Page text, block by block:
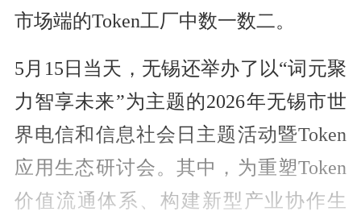
市场端的Token工厂中数一数二。
5月15日当天，无锡还举办了以“词元聚
力智享未来”为主题的2026年无锡市世
界电信和信息社会日主题活动暨Token
应用生态研讨会。其中，为重塑Token
价值流通体系、构建新型产业协作生